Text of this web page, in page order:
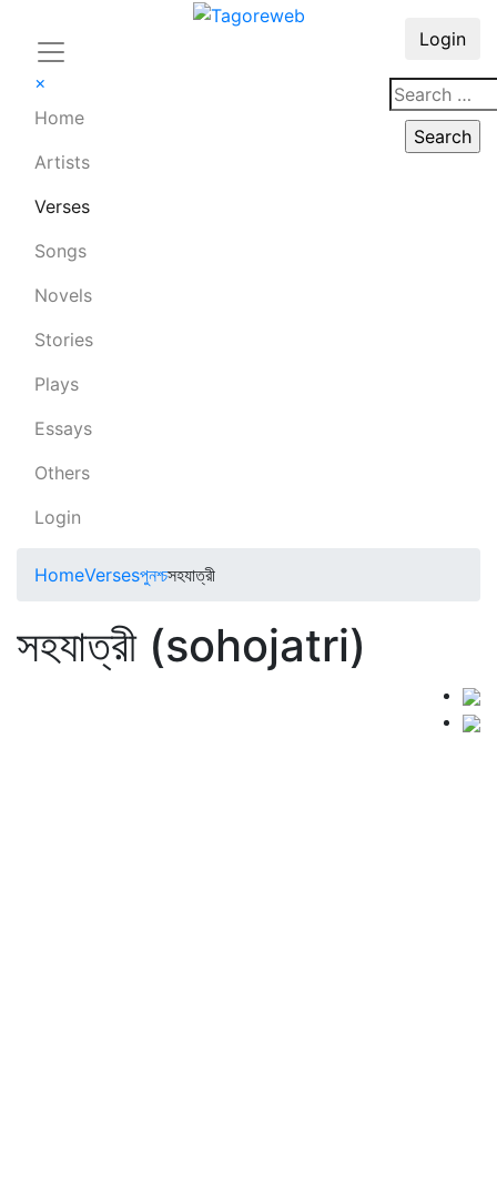
×
Home
Artists
Verses
Songs
Novels
Stories
Plays
Essays
Others
Login
Login
HomeVersesপুনশ্চসহযাত্রী
সহযাত্রী (sohojatri)